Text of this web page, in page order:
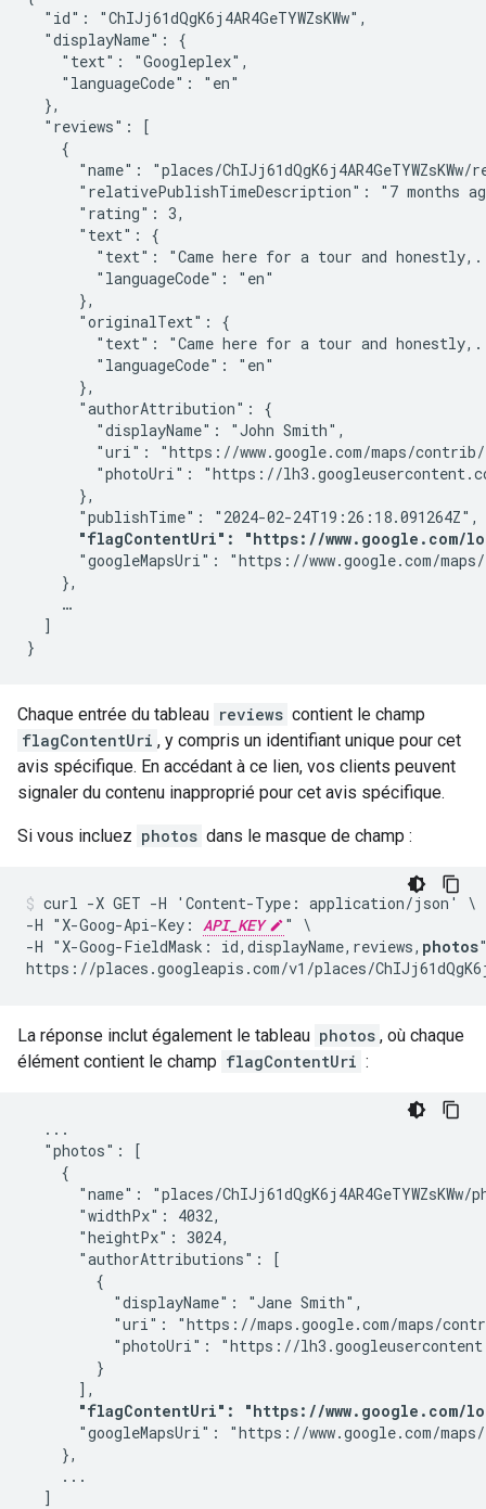
  "id": "ChIJj61dQgK6j4AR4GeTYWZsKWw",
  "displayName": {
    "text": "Googleplex",
    "languageCode": "en"
  },
  "reviews": [
    {
"name": "places/ChIJj61dQgK6j4AR4GeTYWZsKWw/
"relativePublishTimeDescription": "7 months
      "rating": 3,
      "text": {
"text": "Came here for a tour and
        "languageCode": "en"
      },
      "originalText": {
"text": "Came here for a tour and
        "languageCode": "en"
      },
      "authorAttribution": {
        "displayName": "John Smith",
"uri": "https://www.google.com/maps/
"photoUri": "https://
      },
      "publishTime": "2024-02-24T19:26:18.091264Z",
"flagContentUri": "https://www.google.com/
"googleMapsUri": "https://www.google.com/
    },
    …
  ]
}
Chaque entrée du tableau reviews contient le champ
flagContentUri , y compris un identifiant unique pour cet
avis spécifique. En accédant à ce lien, vos clients peuvent
signaler du contenu inapproprié pour cet avis spécifique.
Si vous incluez photos dans le masque de champ :
curl -X GET -H 'Content-Type: application/json' \
-H "X-Goog-Api-Key: API_KEY
" \
-H "X-Goog-FieldMask: id,displayName,reviews, photos
La réponse inclut également le tableau photos , où chaque
élément contient le champ flagContentUri :
  ...
  "photos": [
    {
"name": "places/ChIJj61dQgK6j4AR4GeTYWZsKWw/
      "widthPx": 4032,
      "heightPx": 3024,
      "authorAttributions": [
        {
          "displayName": "Jane Smith",
"uri": "https://maps.google.com/maps/
"photoUri": "https://
        }
      ],
"flagContentUri": "https://www.google.com/
"googleMapsUri": "https://www.google.com/
    },
    ...
  ]